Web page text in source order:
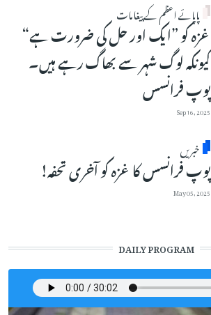
پاپائے اعظم کے پیغامات
غزہ کو ”ایک اور حل کی ضرورت ہے“
کیونکہ لوگ شہر سے بھاگ رہے ہیں۔
پوپ فرانسس
Sep 16, 2025
خبریں
پوپ فرانسس کا غزہ کو آخری تحفہ!
May 05, 2025
DAILY PROGRAM